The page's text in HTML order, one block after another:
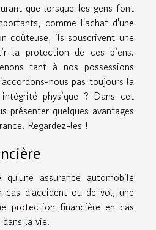
que lorsque les gens font
comme l'achat d'une
coûteuse, ils souscrivent une
la protection de ces biens.
tant à nos possessions
nous pas toujours la
physique ? Dans cet
présenter quelques avantages
Regardez-les !
assurance automobile
cas d'accident ou de vol, une
protection financière en cas
la vie.